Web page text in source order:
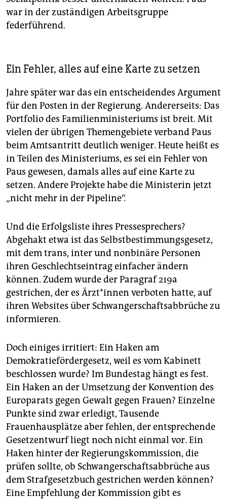
war in der zuständigen Arbeitsgruppe
federführend.
Ein Fehler, alles auf eine Karte zu setzen
Jahre später war das ein entscheidendes Argument
für den Posten in der Regierung. Andererseits: Das
Portfolio des Familienministeriums ist breit. Mit
vielen der übrigen Themengebiete verband Paus
beim Amtsantritt deutlich weniger. Heute heißt es
in Teilen des Ministeriums, es sei ein Fehler von
Paus gewesen, damals alles auf eine Karte zu
setzen. Andere Projekte habe die Ministerin jetzt
„nicht mehr in der Pipeline“.
Und die Erfolgsliste ihres Presse­sprechers?
Abgehakt etwa ist das Selbstbestimmungsgesetz,
mit dem trans, inter und nonbinäre Personen
ihren Geschlechtseintrag einfacher ändern
können. Zudem wurde der Paragraf 219a
gestrichen, der es Ärzt*in­nen verboten hatte, auf
ihren Websites über Schwangerschaftsabbrüche zu
informieren.
Doch einiges irritiert: Ein Haken am
Demokratiefördergesetz, weil es vom Kabinett
beschlossen wurde? Im Bundestag hängt es fest.
Ein Haken an der Umsetzung der Konvention des
Europarats gegen Gewalt gegen Frauen? Einzelne
Punkte sind zwar erledigt, Tausende
Frauenhausplätze aber fehlen, der entsprechende
Gesetzentwurf liegt noch nicht einmal vor. Ein
Haken hinter der Regierungskommission, die
prüfen sollte, ob Schwangerschaftsabbrüche aus
dem Strafgesetzbuch gestrichen werden können?
Eine Empfehlung der Kommission gibt es